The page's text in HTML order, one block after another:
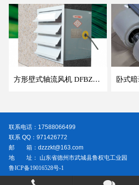
方形壁式轴流风机 DFBZ低噪防爆工业XBDZ静音220V/380V壁式边墙风机
联系电话：17588066499
联系 QQ：971426772
邮 箱：dzzzkt@163.com
地 址： 山东省德州市武城县鲁权屯工业园
鲁ICP备19016528号-1